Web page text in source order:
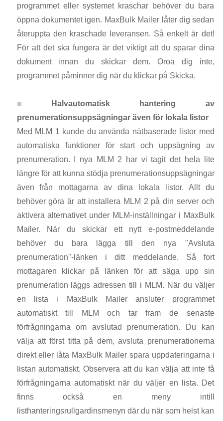
programmet eller systemet kraschar behöver du bara
öppna dokumentet igen. MaxBulk Mailer låter dig sedan
återuppta den kraschade leveransen. Så enkelt är det!
För att det ska fungera är det viktigt att du sparar dina
dokument innan du skickar dem. Oroa dig inte,
programmet påminner dig när du klickar på Skicka.
Halvautomatisk hantering av
prenumerationsuppsägningar även för lokala listor
Med MLM 1 kunde du använda nätbaserade listor med
automatiska funktioner för start och uppsägning av
prenumeration. I nya MLM 2 har vi tagit det hela lite
längre för att kunna stödja prenumerationsuppsägningar
även från mottagarna av dina lokala listor. Allt du
behöver göra är att installera MLM 2 på din server och
aktivera alternativet under MLM-inställningar i MaxBulk
Mailer. När du skickar ett nytt e-postmeddelande
behöver du bara lägga till den nya "Avsluta
prenumeration"-länken i ditt meddelande. Så fort
mottagaren klickar på länken för att säga upp sin
prenumeration läggs adressen till i MLM. När du väljer
en lista i MaxBulk Mailer ansluter programmet
automatiskt till MLM och tar fram de senaste
förfrågningarna om avslutad prenumeration. Du kan
välja att först titta på dem, avsluta prenumerationerna
direkt eller låta MaxBulk Mailer spara uppdateringarna i
listan automatiskt. Observera att du kan välja att inte få
förfrågningarna automatiskt när du väljer en lista. Det
finns också en meny intill
listhanteringsrullgardinsmenyn där du när som helst kan